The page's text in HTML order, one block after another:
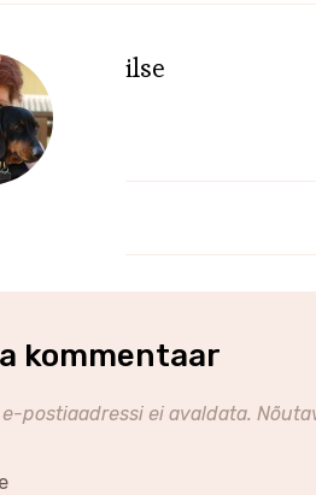
ilse
kommentaar
postiaadressi ei avaldata.